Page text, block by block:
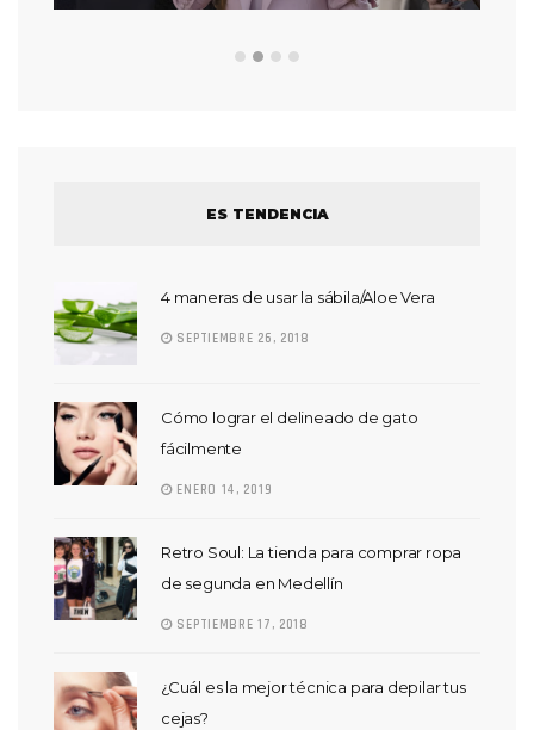
ES TENDENCIA
4 maneras de usar la sábila/Aloe Vera
SEPTIEMBRE 26, 2018
Cómo lograr el delineado de gato
fácilmente
ENERO 14, 2019
Retro Soul: La tienda para comprar ropa
de segunda en Medellín
SEPTIEMBRE 17, 2018
¿Cuál es la mejor técnica para depilar tus
cejas?